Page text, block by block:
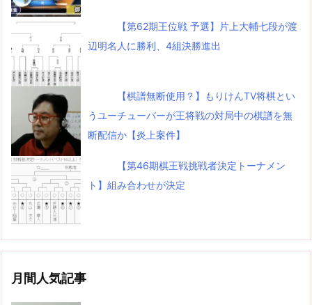
【第62期王位戦 予選】片上大輔七段が渡
辺明名人に勝利、4組決勝進出
【棋譜無断使用？】もりけんTV将棋とい
うユーチューバーが王将戦の対局中の棋譜を無
断配信か【炎上案件】
【第46期棋王戦挑戦者決定トーナメン
ト】組み合わせが決定
月間人気記事